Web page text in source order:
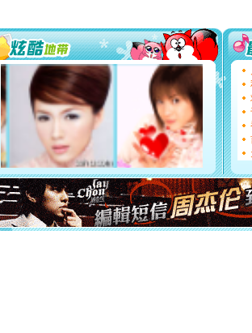
[圣诞节]
如意,快
[元旦]看
断电。
你是我
[元旦]
如
起；二
离。水
[元旦]
当
泣，这
卖了。水
[春节]风
颜！冬去
道一声平
[春节]传